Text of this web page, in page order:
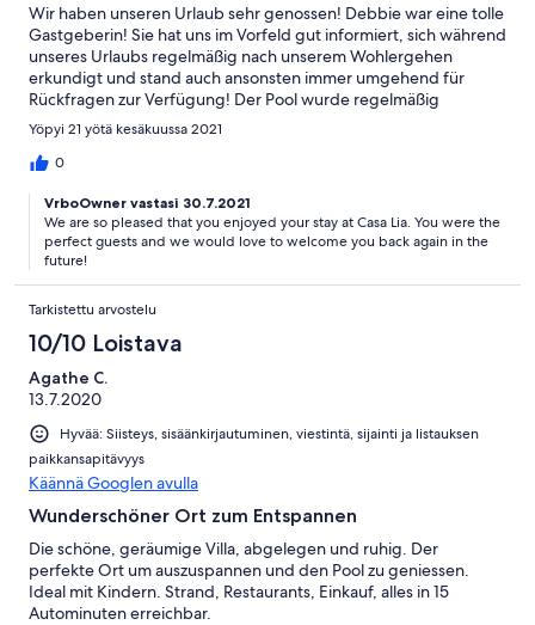
Wir haben unseren Urlaub sehr genossen! Debbie war eine tolle
Gastgeberin! Sie hat uns im Vorfeld gut informiert, sich während
unseres Urlaubs regelmäßig nach unserem Wohlergehen
erkundigt und stand auch ansonsten immer umgehend für
Rückfragen zur Verfügung! Der Pool wurde regelmäßig
gereinigt und was uns besonders gefreut hat, auch das Haus
wurde jede Woche gründlich gereinigt! Super! Klare
Weiterempfehlung auf allen Ebenen!
Yöpyi 21 yötä kesäkuussa 2021
0
VrboOwner vastasi 30.7.2021
We are so pleased that you enjoyed your stay at Casa Lia. You were the
perfect guests and we would love to welcome you back again in the
future!
Tarkistettu arvostelu
10/10 Loistava
Agathe C.
13.7.2020
Hyvää: Siisteys, sisäänkirjautuminen, viestintä, sijainti ja listauksen
paikkansapitävyys
Käännä Googlen avulla
Wunderschöner Ort zum Entspannen
Die schöne, geräumige Villa, abgelegen und ruhig. Der
perfekte Ort um auszuspannen und den Pool zu geniessen.
Ideal mit Kindern. Strand, Restaurants, Einkauf, alles in 15
Autominuten erreichbar.